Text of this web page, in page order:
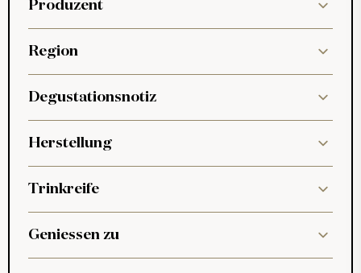
Produzent
Region
Degustationsnotiz
Herstellung
Trinkreife
Geniessen zu